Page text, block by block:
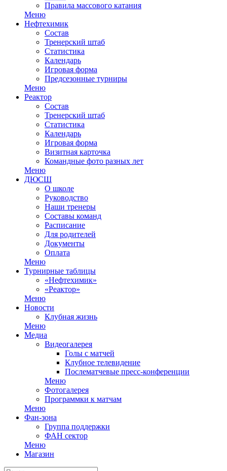
Правила массового катания
Меню
Нефтехимик
Состав
Тренерский штаб
Статистика
Календарь
Игровая форма
Предсезонные турниры
Меню
Реактор
Состав
Тренерский штаб
Статистика
Календарь
Игровая форма
Визитная карточка
Командные фото разных лет
Меню
ДЮСШ
О школе
Руководство
Наши тренеры
Составы команд
Расписание
Для родителей
Документы
Оплата
Меню
Турнирные таблицы
«Нефтехимик»
«Реактор»
Меню
Новости
Клубная жизнь
Меню
Медиа
Видеогалерея
Голы с матчей
Клубное телевидение
Послематчевые пресс-конференции
Меню
Фотогалерея
Программки к матчам
Меню
Фан-зона
Группа поддержки
ФАН сектор
Меню
Магазин